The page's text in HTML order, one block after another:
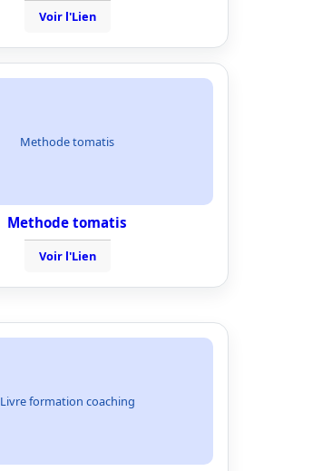
Voir l'Lien
Methode tomatis
Methode tomatis
Voir l'Lien
Livre formation coaching